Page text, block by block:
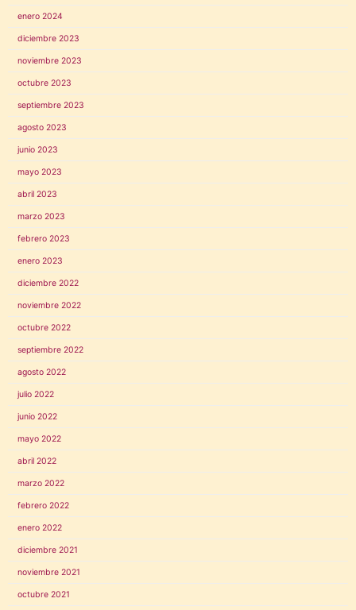
enero 2024
diciembre 2023
noviembre 2023
octubre 2023
septiembre 2023
agosto 2023
junio 2023
mayo 2023
abril 2023
marzo 2023
febrero 2023
enero 2023
diciembre 2022
noviembre 2022
octubre 2022
septiembre 2022
agosto 2022
julio 2022
junio 2022
mayo 2022
abril 2022
marzo 2022
febrero 2022
enero 2022
diciembre 2021
noviembre 2021
octubre 2021